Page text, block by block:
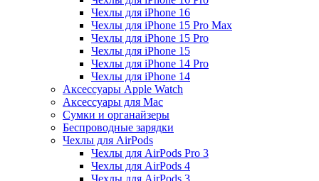
Чехлы для iPhone 16
Чехлы для iPhone 15 Pro Max
Чехлы для iPhone 15 Pro
Чехлы для iPhone 15
Чехлы для iPhone 14 Pro
Чехлы для iPhone 14
Аксессуары Apple Watch
Аксессуары для Mac
Сумки и органайзеры
Беспроводные зарядки
Чехлы для AirPods
Чехлы для AirPods Pro 3
Чехлы для AirPods 4
Чехлы для AirPods 3